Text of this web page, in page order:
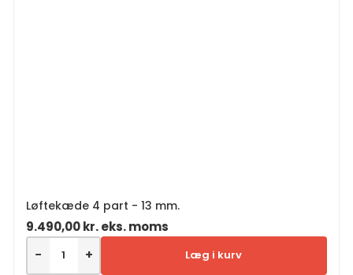
Løftekæde 4 part - 13 mm.
9.490,00kr.eks. moms
− + Læg i kurv